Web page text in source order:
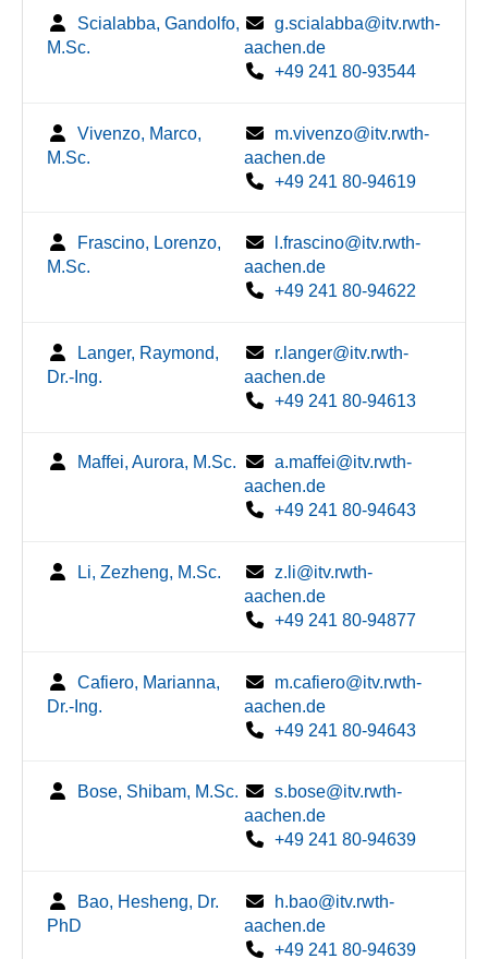
Scialabba, Gandolfo,
M.Sc.
g.scialabba@itv.rwth-
aachen.de
+49 241 80-93544
Vivenzo, Marco,
M.Sc.
m.vivenzo@itv.rwth-
aachen.de
+49 241 80-94619
Frascino, Lorenzo,
M.Sc.
l.frascino@itv.rwth-
aachen.de
+49 241 80-94622
Langer, Raymond,
Dr.-Ing.
r.langer@itv.rwth-
aachen.de
+49 241 80-94613
Maffei, Aurora, M.Sc.
a.maffei@itv.rwth-
aachen.de
+49 241 80-94643
Li, Zezheng, M.Sc.
z.li@itv.rwth-
aachen.de
+49 241 80-94877
Cafiero, Marianna,
Dr.-Ing.
m.cafiero@itv.rwth-
aachen.de
+49 241 80-94643
Bose, Shibam, M.Sc.
s.bose@itv.rwth-
aachen.de
+49 241 80-94639
Bao, Hesheng, Dr.
PhD
h.bao@itv.rwth-
aachen.de
+49 241 80-94639